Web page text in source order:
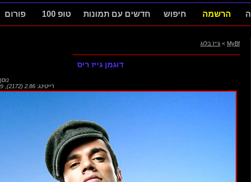
הרשמה חיפוש חדשים עם תמונות טופ 100 פורום
MyBf
> גייז בלוג
דוגמן גייז ריס
רייטינג: 2.86 (2172)